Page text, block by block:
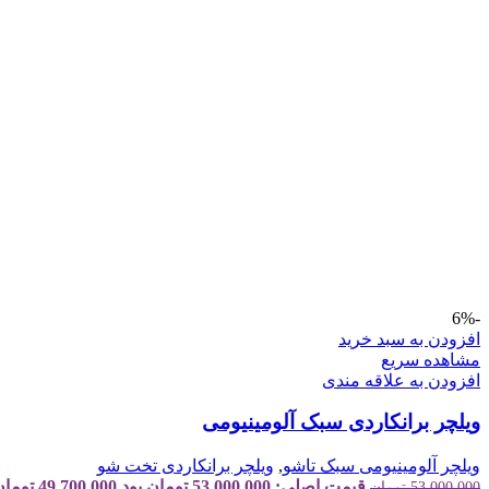
-6%
افزودن به سبد خرید
مشاهده سریع
افزودن به علاقه مندی
ویلچر برانکاردی سبک آلومینیومی
ویلچر آلومینیومی سبک تاشو, ویلچر برانکاردی تخت شو